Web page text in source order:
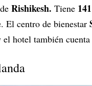
Rishikesh. Tiene
El centro de bienestar
el hotel también